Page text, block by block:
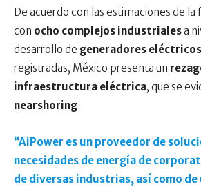
De acuerdo con las estimaciones de la
con ocho complejos industrialesa
desarrollo de generadores eléctricos
registradas, México presenta un
infraestructura eléctrica, que se
nearshoring.
“AiPower es un proveedor de
necesidades de energía de
de diversas industrias, así como